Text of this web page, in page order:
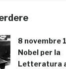
8 novembre
Nobel per la
Letteratura